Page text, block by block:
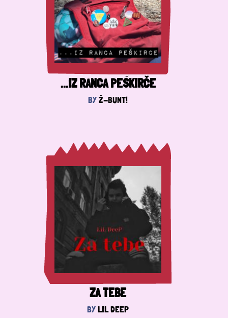
...IZ RANCA PEŠKIRČE
BYŽ-BUNT!
ZA TEBE
BYLIL DEEP